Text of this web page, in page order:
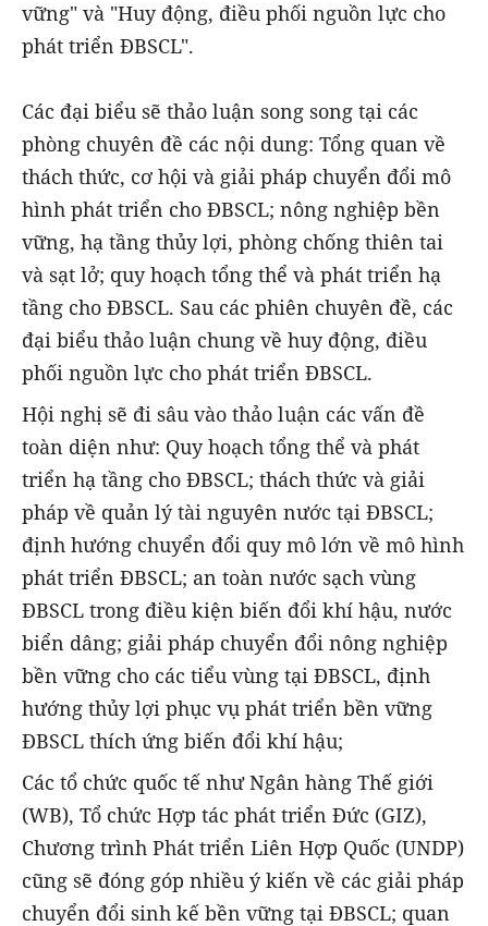
vững" và "Huy động, điều phối nguồn lực cho
phát triển ĐBSCL".
Các đại biểu sẽ thảo luận song song tại các
phòng chuyên đề các nội dung: Tổng quan về
thách thức, cơ hội và giải pháp chuyển đổi mô
hình phát triển cho ĐBSCL; nông nghiệp bền
vững, hạ tầng thủy lợi, phòng chống thiên tai
và sạt lở; quy hoạch tổng thể và phát triển hạ
tầng cho ĐBSCL. Sau các phiên chuyên đề, các
đại biểu thảo luận chung về huy động, điều
phối nguồn lực cho phát triển ĐBSCL.
Hội nghị sẽ đi sâu vào thảo luận các vấn đề
toàn diện như: Quy hoạch tổng thể và phát
triển hạ tầng cho ĐBSCL; thách thức và giải
pháp về quản lý tài nguyên nước tại ĐBSCL;
định hướng chuyển đổi quy mô lớn về mô hình
phát triển ĐBSCL; an toàn nước sạch vùng
ĐBSCL trong điều kiện biến đổi khí hậu, nước
biển dâng; giải pháp chuyển đổi nông nghiệp
bền vững cho các tiểu vùng tại ĐBSCL, định
hướng thủy lợi phục vụ phát triển bền vững
ĐBSCL thích ứng biến đổi khí hậu;
Các tổ chức quốc tế như Ngân hàng Thế giới
(WB), Tổ chức Hợp tác phát triển Đức (GIZ),
Chương trình Phát triển Liên Hợp Quốc (UNDP)
cũng sẽ đóng góp nhiều ý kiến về các giải pháp
chuyển đổi sinh kế bền vững tại ĐBSCL; quan